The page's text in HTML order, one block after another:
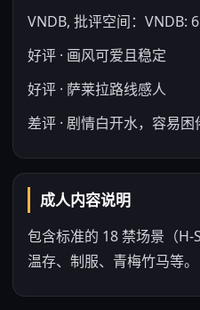
VNDB, 批评空间：VNDB:
好评 · 画风可爱且稳定
好评 · 萨莱拉路线感人
差评 · 剧情白开水，容易困
成人内容说明
包含标准的 18 禁场景（H-
温存、制服、青梅竹马等。